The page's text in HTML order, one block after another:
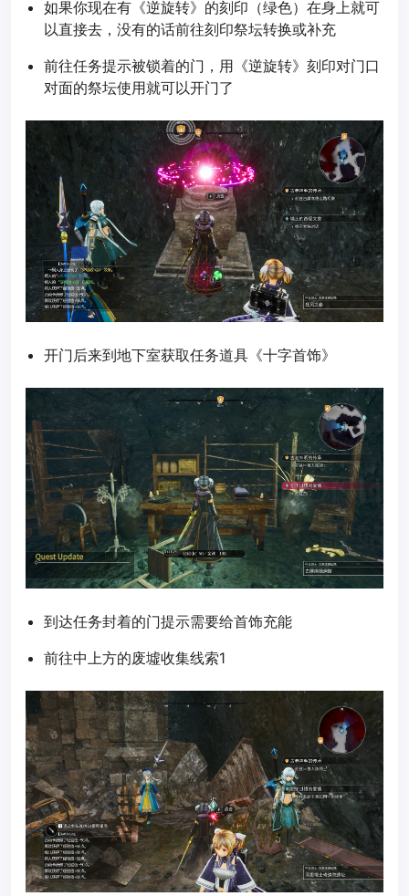
如果你现在有《逆旋转》的刻印（绿色）在身上就可
以直接去，没有的话前往刻印祭坛转换或补充
前往任务提示被锁着的门，用《逆旋转》刻印对门口
对面的祭坛使用就可以开门了
开门后来到地下室获取任务道具《十字首饰》
到达任务封着的门提示需要给首饰充能
前往中上方的废墟收集线索1